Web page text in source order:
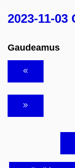
2023-11-
Gaudeamus